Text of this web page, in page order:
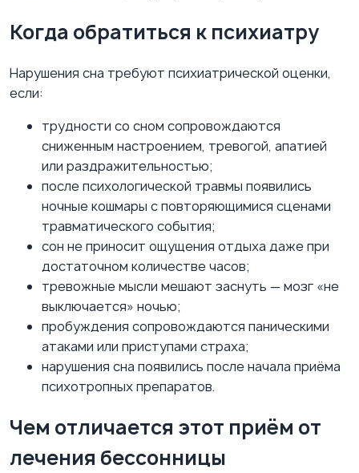
Когда обратиться к психиатру
Нарушения сна требуют психиатрической оценки,
если:
трудности со сном сопровождаются
сниженным настроением, тревогой, апатией
или раздражительностью;
после психологической травмы появились
ночные кошмары с повторяющимися сценами
травматического события;
сон не приносит ощущения отдыха даже при
достаточном количестве часов;
тревожные мысли мешают заснуть — мозг «не
выключается» ночью;
пробуждения сопровождаются паническими
атаками или приступами страха;
нарушения сна появились после начала приёма
психотропных препаратов.
Чем отличается этот приём от
лечения бессонницы